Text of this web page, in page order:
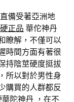
備受著亞洲地
正品 華佗神丹
瞭解，不僅可以
時間方面有著很
持陰莖硬度挺拔
所以對於男性身
購買的人群都反
陀神丹 ，在不